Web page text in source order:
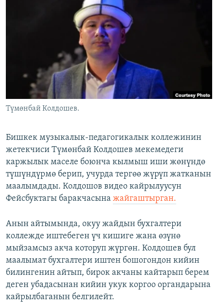
ЫҢГАЙСЫЗ СУРООЛОР
ЭЕ/АРнун бардык сайттары
Түмөнбай Колдошев.
Бишкек музыкалык-педагогикалык коллежинин
жетекчиси Түмөнбай Колдошев мекемедеги
каржылык маселе боюнча кылмыш иши жөнүндө
түшүндүрмө берип, учурда тергөө жүрүп жатканын
маалымдады. Колдошов видео кайрылуусун
Фейсбуктагы баракчасына жайгаштырган.
Анын айтымында, окуу жайдын бухгалтери
коллежде иштебеген үч кишиге жана өзүнө
мыйзамсыз акча которуп жүргөн. Колдошев бул
маалымат бухгалтери иштен бошогондон кийин
билингенин айтып, бирок акчаны кайтарып берем
деген убадасынан кийин укук коргоо органдарына
кайрылбаганын белгилейт.